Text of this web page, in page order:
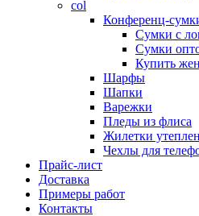
col
Конференц-
Сумки с
Сумки
Купить
Шарфы
Шапки
Варежки
Пледы из флиса
Жилетки
Чехлы для
Прайс-лист
Доставка
Примеры работ
Контакты